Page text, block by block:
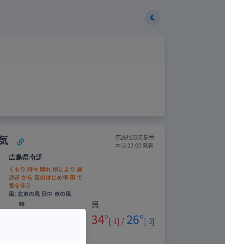
広島地方気象台
本日 22:00 発表
広島県南部
くもり 時々 晴れ 所により 昼
過ぎ から 夜のはじめ頃 雨 で
雷を伴う
風: 北東の風 日中 東の風
時
呉
34°[-1] / 26°[-2]